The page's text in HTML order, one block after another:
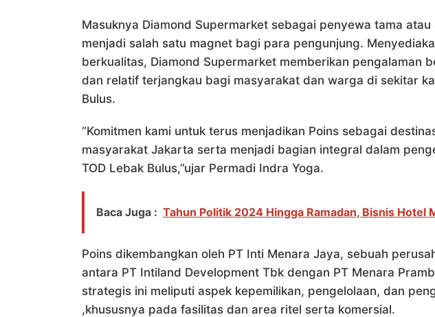
Masuknya Diamond Supermarket sebagai penyewa tama
menjadi salah satu magnet bagi para pengunjung.
berkualitas, Diamond Supermarket memberikan pengalaman
dan relatif terjangkau bagi masyarakat dan warga di sekitar
Bulus.
“Komitmen kami untuk terus menjadikan Poins sebagai
masyarakat Jakarta serta menjadi bagian integral dalam
TOD Lebak Bulus,”ujar Permadi Indra Yoga.
Baca Juga : Tahun Politik 2024 Hingga Ramadan, Bisnis Hotel
Poins dikembangkan oleh PT Inti Menara Jaya, sebuah
antara PT Intiland Development Tbk dengan PT Menara
strategis ini meliputi aspek kepemilikan, pengelolaan, dan
,khususnya pada fasilitas dan area ritel serta komersial.